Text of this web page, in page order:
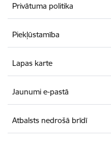
Privātuma politika
Piekļūstamība
Lapas karte
Jaunumi e-pastā
Atbalsts nedrošā brīdī